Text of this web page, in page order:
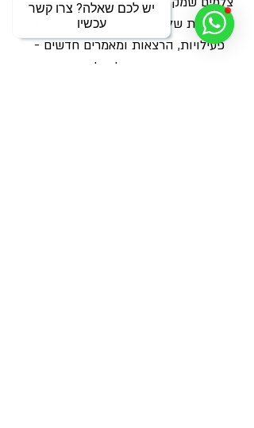
יש לכם שאלה? צרו קשר
עכשיו
פעילויות, הרצאות ומאמרים חדשים -
ישירות למייל